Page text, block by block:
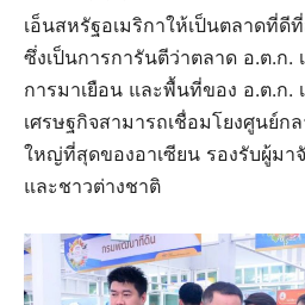
เอ็นสหรัฐอเมริกาให้เป็นตลาดที่
ซึ่งเป็นการการันตีว่าตลาด อ.ต.ก.
การมาเยือน และพื้นที่ของ อ.ต.ก
เศรษฐกิจสามารถเชื่อมโยงศูนย์
ใหญ่ที่สุดของอาเซียน รองรับผู้มา
และชาวต่างชาติ